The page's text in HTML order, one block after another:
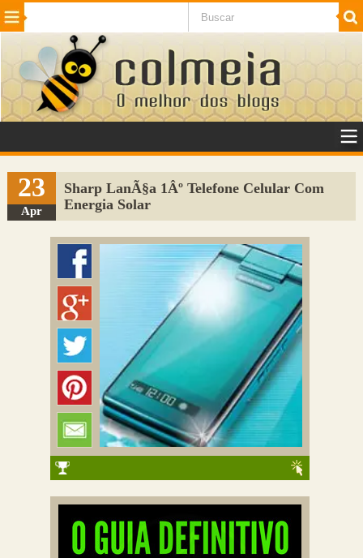
Beleza Cinema e TV
Internet Jogos NotÃ­cias SaÃºde
VeÃ­culos Adulto
Sugerir Link
Adicionar Blog
Colmeia Exchange
23
Apr
Sharp LanÃ§a 1Âº Telefone Celular Com
Energia Solar